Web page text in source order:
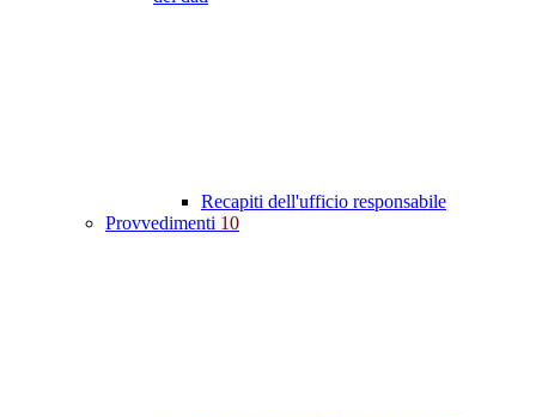
Recapiti dell'ufficio responsabile
Provvedimenti 10